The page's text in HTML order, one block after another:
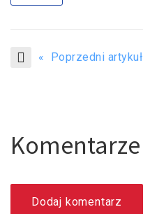
« Poprzedni artykuł
Komentarze
Dodaj komentarz